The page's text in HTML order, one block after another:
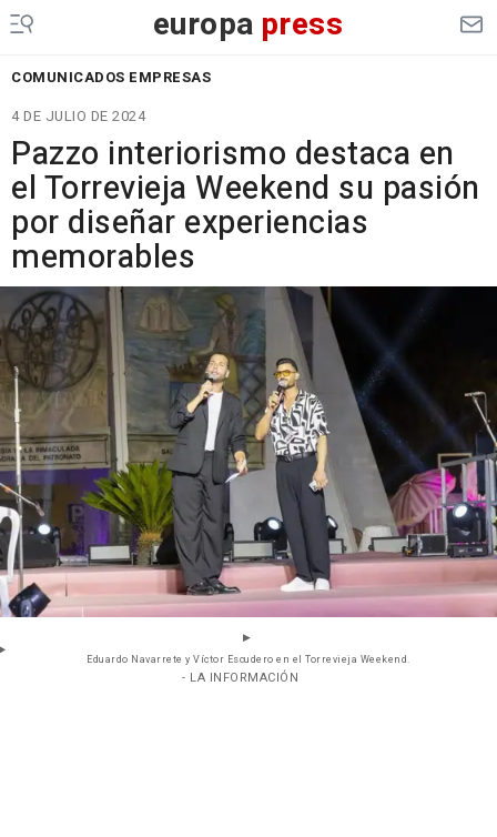
europa press
COMUNICADOS EMPRESAS
4 DE JULIO DE 2024
Pazzo interiorismo destaca en
el Torrevieja Weekend su pasión
por diseñar experiencias
memorables
Eduardo Navarrete y Víctor Escudero en el Torrevieja Weekend.
- LA INFORMACIÓN